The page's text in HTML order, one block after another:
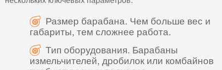
Размер барабана. Чем больше вес и
габариты, тем сложнее работа.
Тип оборудования. Барабаны
измельчителей, дробилок или комбайнов